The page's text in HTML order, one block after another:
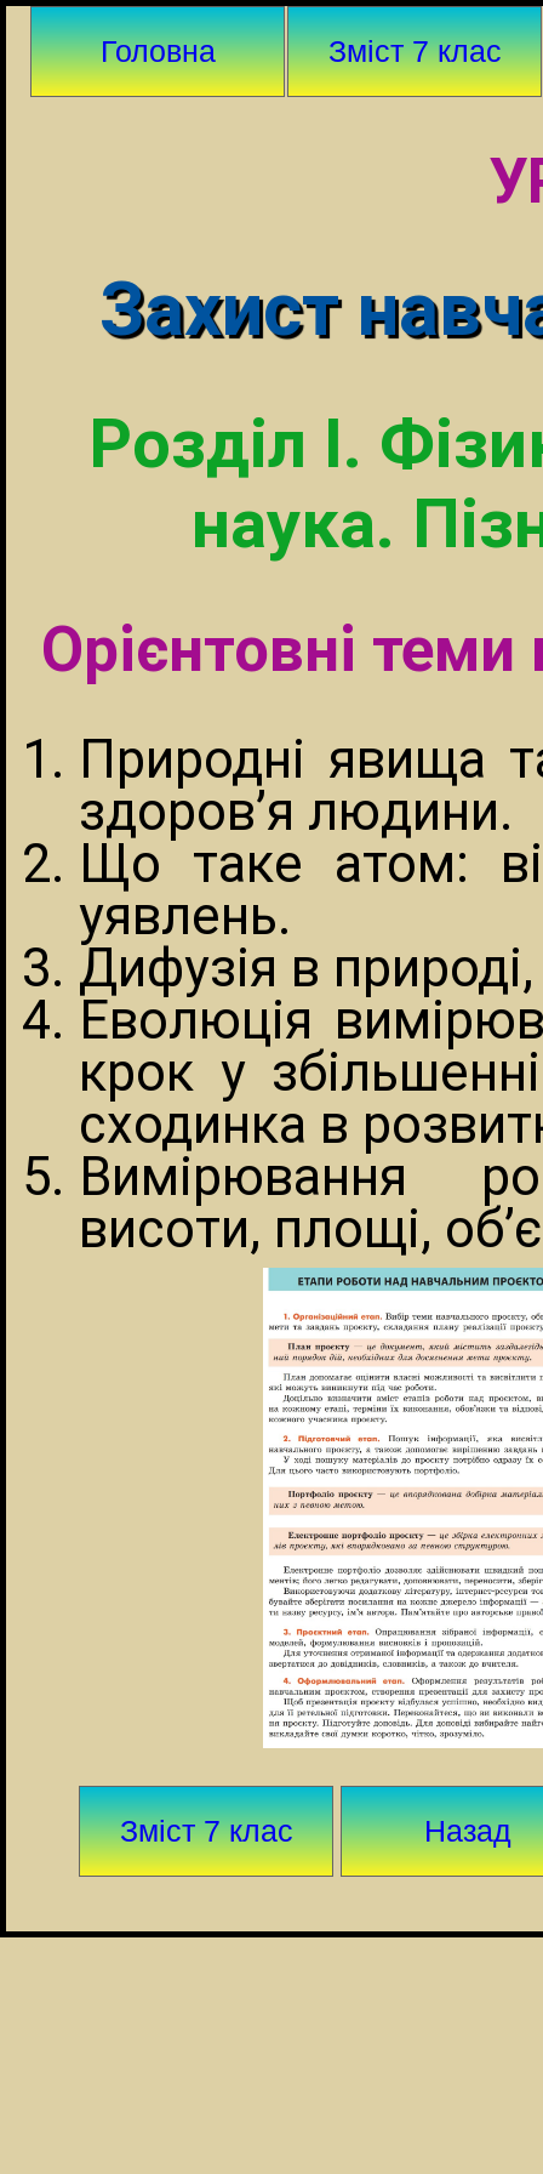
Головна Зміст 7 клас
Захист
Розділ I.
наука.
Орієнтовні
Природні явища
здоров’я людини.
Що таке атом:
уявлень.
Дифузія в природі,
Еволюція
крок у
сходинка в
Вимірювання
висоти, площі,
Зміст 7 клас Назад